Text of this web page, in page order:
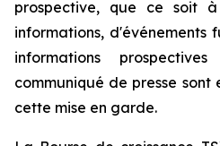
prospective, que ce soit
informations, d'événements
informations
communiqué de presse sont
cette mise en garde.